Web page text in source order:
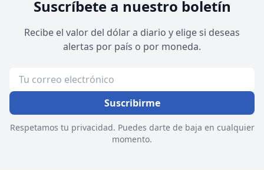
Suscríbete a nuestro boletín
Recibe el valor del dólar a diario y elige si deseas
alertas por país o por moneda.
Suscribirme
Respetamos tu privacidad. Puedes darte de baja en cualquier
momento.